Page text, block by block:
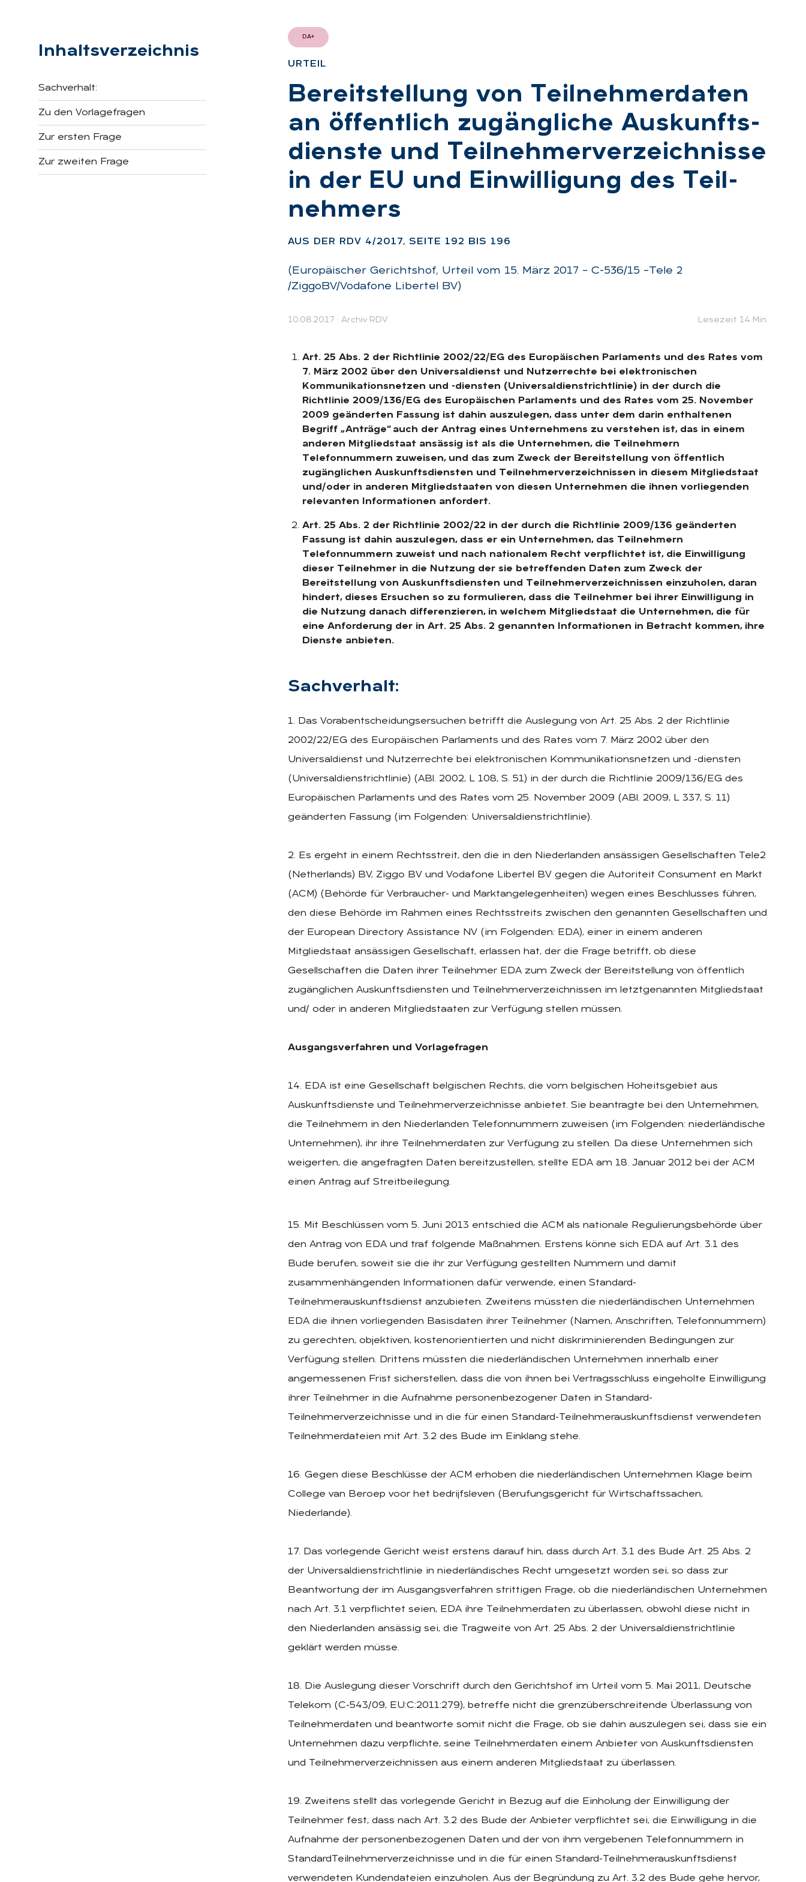
Inhaltsverzeichnis
Sachverhalt:
Zu den Vorlagefragen
Zur ersten Frage
Zur zweiten Frage
DA+
UR­TEIL
:
Be­reit­stel­lung von Teil­neh­mer­da­ten
an öf­fent­lich zu­gäng­li­che Aus­kunfts­
diens­te und Teil­neh­mer­ver­zeich­nis­se
in der EU und Ein­wil­li­gung des Teil­
neh­mers
AUS DER RDV 4/2017, SEI­TE 192 BIS 196
(Europäischer Gerichtshof, Urteil vom 15. März 2017 – C-536/15 –Tele 2
/ZiggoBV/Vodafone Libertel BV)
10.08.2017 · Archiv RDV Lesezeit 14 Min.
Art. 25 Abs. 2 der Richtlinie 2002/22/EG des Europäischen Parlaments und des Rates vom
7. März 2002 über den Universaldienst und Nutzerrechte bei elektronischen
Kommunikationsnetzen und -diensten (Universaldienstrichtlinie) in der durch die
Richtlinie 2009/136/EG des Europäischen Parlaments und des Rates vom 25. November
2009 geänderten Fassung ist dahin auszulegen, dass unter dem darin enthaltenen
Begriff „Anträge“ auch der Antrag eines Unternehmens zu verstehen ist, das in einem
anderen Mitgliedstaat ansässig ist als die Unternehmen, die Teilnehmern
Telefonnummern zuweisen, und das zum Zweck der Bereitstellung von öffentlich
zugänglichen Auskunftsdiensten und Teilnehmerverzeichnissen in diesem Mitgliedstaat
und/oder in anderen Mitgliedstaaten von diesen Unternehmen die ihnen vorliegenden
relevanten Informationen anfordert.
Art. 25 Abs. 2 der Richtlinie 2002/22 in der durch die Richtlinie 2009/136 geänderten
Fassung ist dahin auszulegen, dass er ein Unternehmen, das Teilnehmern
Telefonnummern zuweist und nach nationalem Recht verpflichtet ist, die Einwilligung
dieser Teilnehmer in die Nutzung der sie betreffenden Daten zum Zweck der
Bereitstellung von Auskunftsdiensten und Teilnehmerverzeichnissen einzuholen, daran
hindert, dieses Ersuchen so zu formulieren, dass die Teilnehmer bei ihrer Einwilligung in
die Nutzung danach differenzieren, in welchem Mitgliedstaat die Unternehmen, die für
eine Anforderung der in Art. 25 Abs. 2 genannten Informationen in Betracht kommen, ihre
Dienste anbieten.
Sach­ver­halt:
1. Das Vorabentscheidungsersuchen betrifft die Auslegung von Art. 25 Abs. 2 der Richtlinie
2002/22/EG des Europäischen Parlaments und des Rates vom 7. März 2002 über den
Universaldienst und Nutzerrechte bei elektronischen Kommunikationsnetzen und -diensten
(Universaldienstrichtlinie) (ABl. 2002, L 108, S. 51) in der durch die Richtlinie 2009/136/EG des
Europäischen Parlaments und des Rates vom 25. November 2009 (ABl. 2009, L 337, S. 11)
geänderten Fassung (im Folgenden: Universaldienstrichtlinie).
2. Es ergeht in einem Rechtsstreit, den die in den Niederlanden ansässigen Gesellschaften Tele2
(Netherlands) BV, Ziggo BV und Vodafone Libertel BV gegen die Autoriteit Consument en Markt
(ACM) (Behörde für Verbraucher- und Marktangelegenheiten) wegen eines Beschlusses führen,
den diese Behörde im Rahmen eines Rechtsstreits zwischen den genannten Gesellschaften und
der European Directory Assistance NV (im Folgenden: EDA), einer in einem anderen
Mitgliedstaat ansässigen Gesellschaft, erlassen hat, der die Frage betrifft, ob diese
Gesellschaften die Daten ihrer Teilnehmer EDA zum Zweck der Bereitstellung von öffentlich
zugänglichen Auskunftsdiensten und Teilnehmerverzeichnissen im letztgenannten Mitgliedstaat
und/ oder in anderen Mitgliedstaaten zur Verfügung stellen müssen.
Ausgangsverfahren und Vorlagefragen
14. EDA ist eine Gesellschaft belgischen Rechts, die vom belgischen Hoheitsgebiet aus
Auskunftsdienste und Teilnehmerverzeichnisse anbietet. Sie beantragte bei den Unternehmen,
die Teilnehmern in den Niederlanden Telefonnummern zuweisen (im Folgenden: niederländische
Unternehmen), ihr ihre Teilnehmerdaten zur Verfügung zu stellen. Da diese Unternehmen sich
weigerten, die angefragten Daten bereitzustellen, stellte EDA am 18. Januar 2012 bei der ACM
einen Antrag auf Streitbeilegung.
15. Mit Beschlüssen vom 5. Juni 2013 entschied die ACM als nationale Regulierungsbehörde über
den Antrag von EDA und traf folgende Maßnahmen. Erstens könne sich EDA auf Art. 3.1 des
Bude berufen, soweit sie die ihr zur Verfügung gestellten Nummern und damit
zusammenhängenden Informationen dafür verwende, einen Standard-
Teilnehmerauskunftsdienst anzubieten. Zweitens müssten die niederländischen Unternehmen
EDA die ihnen vorliegenden Basisdaten ihrer Teilnehmer (Namen, Anschriften, Telefonnummern)
zu gerechten, objektiven, kostenorientierten und nicht diskriminierenden Bedingungen zur
Verfügung stellen. Drittens müssten die niederländischen Unternehmen innerhalb einer
angemessenen Frist sicherstellen, dass die von ihnen bei Vertragsschluss eingeholte Einwilligung
ihrer Teilnehmer in die Aufnahme personenbezogener Daten in Standard-
Teilnehmerverzeichnisse und in die für einen Standard-Teilnehmerauskunftsdienst verwendeten
Teilnehmerdateien mit Art. 3.2 des Bude im Einklang stehe.
16. Gegen diese Beschlüsse der ACM erhoben die niederländischen Unternehmen Klage beim
College van Beroep voor het bedrijfsleven (Berufungsgericht für Wirtschaftssachen,
Niederlande).
17. Das vorlegende Gericht weist erstens darauf hin, dass durch Art. 3.1 des Bude Art. 25 Abs. 2
der Universaldienstrichtlinie in niederländisches Recht umgesetzt worden sei, so dass zur
Beantwortung der im Ausgangsverfahren strittigen Frage, ob die niederländischen Unternehmen
nach Art. 3.1 verpflichtet seien, EDA ihre Teilnehmerdaten zu überlassen, obwohl diese nicht in
den Niederlanden ansässig sei, die Tragweite von Art. 25 Abs. 2 der Universaldienstrichtlinie
geklärt werden müsse.
18. Die Auslegung dieser Vorschrift durch den Gerichtshof im Urteil vom 5. Mai 2011, Deutsche
Telekom (C-543/09, EU:C:2011:279), betreffe nicht die grenzüberschreitende Überlassung von
Teilnehmerdaten und beantworte somit nicht die Frage, ob sie dahin auszulegen sei, dass sie ein
Unternehmen dazu verpflichte, seine Teilnehmerdaten einem Anbieter von Auskunftsdiensten
und Teilnehmerverzeichnissen aus einem anderen Mitgliedstaat zu überlassen.
19. Zweitens stellt das vorlegende Gericht in Bezug auf die Einholung der Einwilligung der
Teilnehmer fest, dass nach Art. 3.2 des Bude der Anbieter verpflichtet sei, die Einwilligung in die
Aufnahme der personenbezogenen Daten und der von ihm vergebenen Telefonnummern in
StandardTeilnehmerverzeichnisse und in die für einen Standard-Teilnehmerauskunftsdienst
verwendeten Kundendateien einzuholen. Aus der Begründung zu Art. 3.2 des Bude gehe hervor,